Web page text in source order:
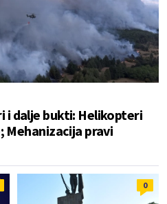
i dalje bukti: Helikopteri
Mehanizacija pravi
0